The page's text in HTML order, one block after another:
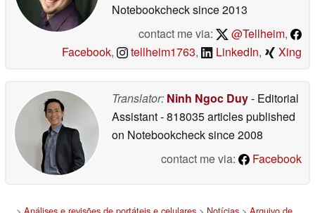
Notebookchecksince 2013
contact me via:
@Tellheim,
Facebook, tellheim1763, LinkedIn, Xing
Translator: Ninh Ngoc Duy- Editorial
Assistant- 818035 articles published
on Notebookchecksince 2008
contact me via:
Facebook
> Análises e revisões de portáteis e celulares> Notícias> Arquivo de